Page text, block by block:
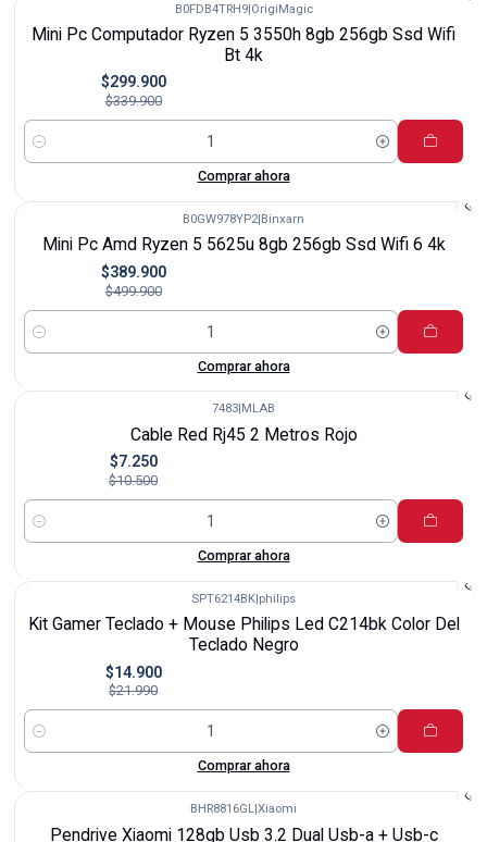
B0FDB4TRH9|OrigiMagic
Mini Pc Computador Ryzen 5 3550h 8gb 256gb Ssd Wifi
Bt 4k
$299.900
$339.900
Cantidad
Comprar ahora
B0GW978YP2|Binxarn
Mini Pc Amd Ryzen 5 5625u 8gb 256gb Ssd Wifi 6 4k
$389.900
$499.900
Cantidad
Comprar ahora
7483 MLAB
Cable Red Rj45 2 Metros Rojo
$7.250
$10.500
Cantidad
Comprar ahora
SPT6214BK|philips
Kit Gamer Teclado + Mouse Philips Led C214bk Color Del
Teclado Negro
$14.900
$21.990
Cantidad
Comprar ahora
BHR8816GL Xiaomi
Pendrive Xiaomi 128gb Usb 3.2 Dual Usb-a + Usb-c